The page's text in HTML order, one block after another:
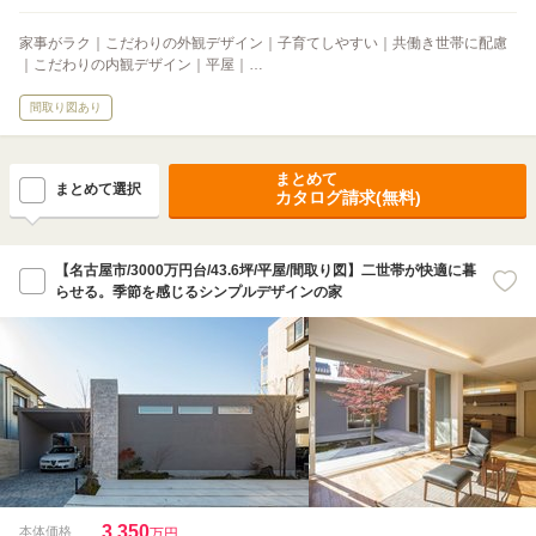
家事がラク｜こだわりの外観デザイン｜子育てしやすい｜共働き世帯に配慮
｜こだわりの内観デザイン｜平屋｜…
間取り図あり
まとめて選択
まとめて
カタログ請求(無料)
【名古屋市/3000万円台/43.6坪/平屋/間取り図】二世帯が快適に暮
らせる。季節を感じるシンプルデザインの家
本体価格 3,350